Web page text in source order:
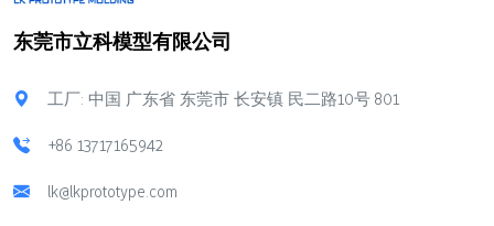
东莞市立科模型有限公司
工厂: 中国 广东省 东莞市 长安镇 民二路10号 801
+86 13717165942
lk@lkprototype.com